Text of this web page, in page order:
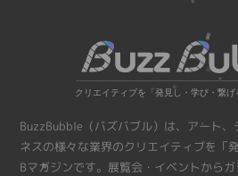
BuzzBubble（バズバブル）は、アート
ネスの様々な業界のクリエイティブを「
Bマガジンです。展覧会・イベントから